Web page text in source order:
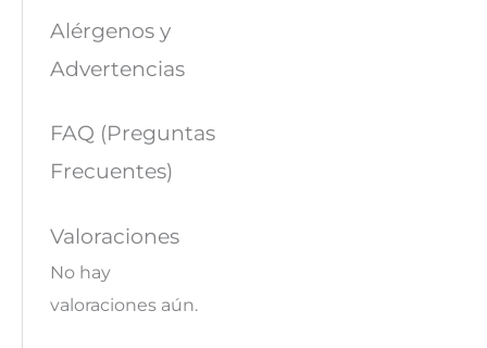
Alérgenos y
Advertencias
FAQ (Preguntas
Frecuentes)
Valoraciones
No hay
valoraciones aún.